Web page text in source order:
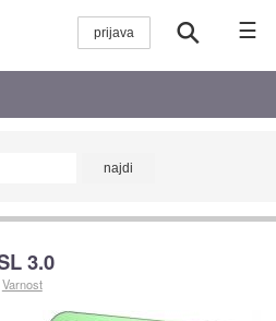
☰
3.0
Varnost